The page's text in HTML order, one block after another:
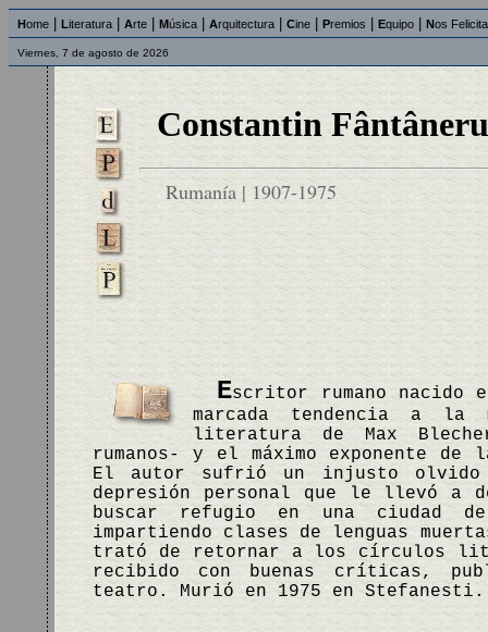
Home Literatura Arte Música Arquitectura Cine Premios Equipo Nos
Viernes, 7 de agosto de 2026
Constantin
Rumanía | 1907-1975
Escritor rumano nacido
marcada tendencia a
literatura de Max
rumanos- y el máximo exponente
El autor sufrió un injusto olvido
depresión personal que le llevó a
buscar refugio en una ciudad
impartiendo clases de lenguas
trató de retornar a los círculos
recibido con buenas críticas,
teatro. Murió en 1975 en